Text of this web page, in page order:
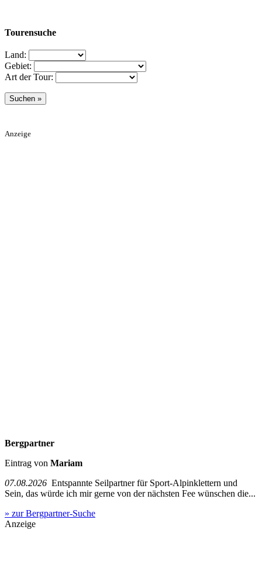
Tourensuche
Land:
Gebiet:
Art der Tour:
Anzeige
Bergpartner
Eintrag von Mariam
07.08.2026 Entspannte Seilpartner für Sport-Alpinklettern und
Sein, das würde ich mir gerne von der nächsten Fee wünschen die...
» zur Bergpartner-Suche
Anzeige